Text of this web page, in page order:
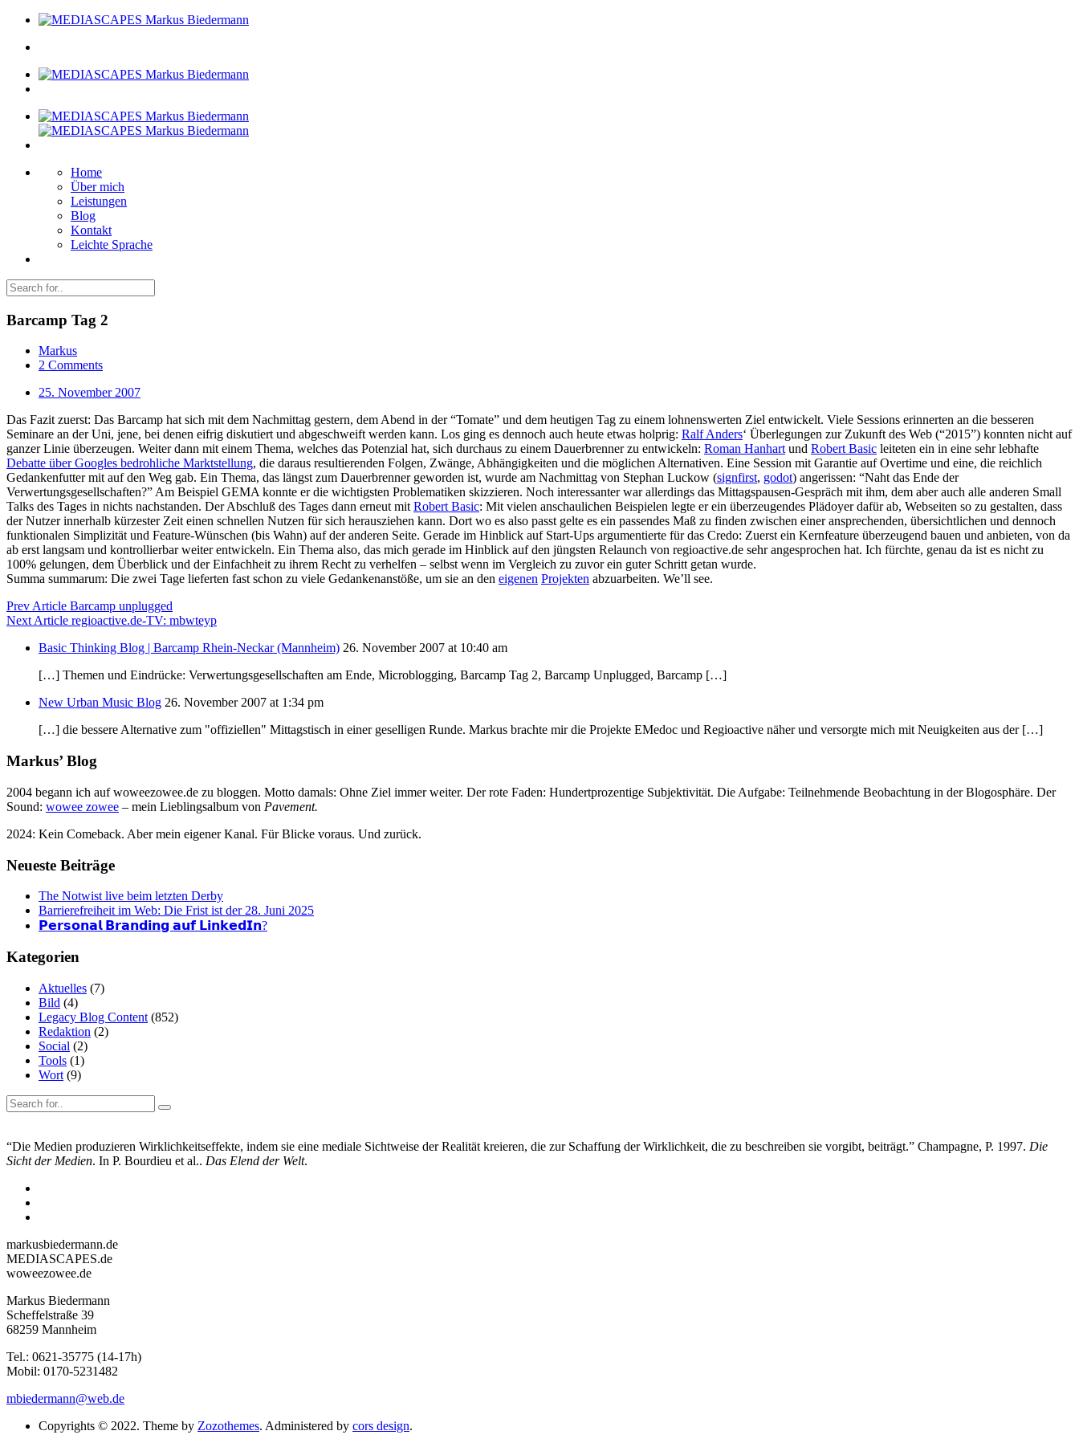
Home
Über mich
Leistungen
Blog
Kontakt
Leichte Sprache
Barcamp Tag 2
Markus
2 Comments
25. November 2007
Das Fazit zuerst: Das Barcamp hat sich mit dem Nachmittag gestern, dem Abend in der “Tomate” und dem heutigen Tag zu einem lohnenswerten Ziel entwickelt. Viele Sessions erinnerten an die besseren
Seminare an der Uni, jene, bei denen eifrig diskutiert und abgeschweift werden kann. Los ging es dennoch auch heute etwas holprig: Ralf Anders‘ Überlegungen zur Zukunft des Web (“2015”) konnten nicht auf
ganzer Linie überzeugen. Weiter dann mit einem Thema, welches das Potenzial hat, sich durchaus zu einem Dauerbrenner zu entwickeln: Roman Hanhartund Robert Basic leiteten ein in eine sehr lebhafte
Debatte über Googles bedrohliche Marktstellung, die daraus resultierenden Folgen, Zwänge, Abhängigkeiten und die möglichen Alternativen. Eine Session mit Garantie auf Overtime und eine, die reichlich
Gedankenfutter mit auf den Weg gab. Ein Thema, das längst zum Dauerbrenner geworden ist, wurde am Nachmittag von Stephan Luckow (signfirst, godot) angerissen: “Naht das Ende der
Verwertungsgesellschaften?” Am Beispiel GEMA konnte er die wichtigsten Problematiken skizzieren. Noch interessanter war allerdings das Mittagspausen-Gespräch mit ihm, dem aber auch alle anderen Small
Talks des Tages in nichts nachstanden. Der Abschluß des Tages dann erneut mitRobert Basic: Mit vielen anschaulichen Beispielen legte er ein überzeugendes Plädoyer dafür ab, Webseiten so zu gestalten, dass
der Nutzer innerhalb kürzester Zeit einen schnellen Nutzen für sich herausziehen kann. Dort wo es also passt gelte es ein passendes Maß zu finden zwischen einer ansprechenden, übersichtlichen und dennoch
funktionalen Simplizität und Feature-Wünschen (bis Wahn) auf der anderen Seite. Gerade im Hinblick auf Start-Ups argumentierte für das Credo: Zuerst ein Kernfeature überzeugend bauen und anbieten, von da
ab erst langsam und kontrollierbar weiter entwickeln. Ein Thema also, das mich gerade im Hinblick auf den jüngsten Relaunch von regioactive.de sehr angesprochen hat. Ich fürchte, genau da ist es nicht zu
100% gelungen, dem Überblick und der Einfachheit zu ihrem Recht zu verhelfen – selbst wenn im Vergleich zu zuvor ein guter Schritt getan wurde.
Summa summarum: Die zwei Tage lieferten fast schon zu viele Gedankenanstöße, um sie an den eigenen Projekten abzuarbeiten. We’ll see.
Prev Article Barcamp unplugged
Next Article regioactive.de-TV: mbwteyp
Basic Thinking Blog | Barcamp Rhein-Neckar (Mannheim) 26. November 2007 at 10:40 am
[…] Themen und Eindrücke: Verwertungsgesellschaften am Ende, Microblogging, Barcamp Tag 2, Barcamp Unplugged, Barcamp […]
New Urban Music Blog 26. November 2007 at 1:34 pm
[…] die bessere Alternative zum "offiziellen" Mittagstisch in einer geselligen Runde. Markus brachte mir die Projekte EMedoc und Regioactive näher und versorgte mich mit Neuigkeiten aus der […]
Markus’ Blog
2004 begann ich auf woweezowee.de zu bloggen. Motto damals: Ohne Ziel immer weiter. Der rote Faden: Hundertprozentige Subjektivität. Die Aufgabe: Teilnehmende Beobachtung in der Blogosphäre. Der
Sound: wowee zowee – mein Lieblingsalbum von Pavement.
2024: Kein Comeback. Aber mein eigener Kanal. Für Blicke voraus. Und zurück.
Neueste Beiträge
The Notwist live beim letzten Derby
Barrierefreiheit im Web: Die Frist ist der 28. Juni 2025
𝗣𝗲𝗿𝘀𝗼𝗻𝗮𝗹 𝗕𝗿𝗮𝗻𝗱𝗶𝗻𝗴 𝗮𝘂𝗳 𝗟𝗶𝗻𝗸𝗲𝗱𝗜𝗻?
Kategorien
Aktuelles (7)
Bild (4)
Legacy Blog Content (852)
Redaktion (2)
Social (2)
Tools (1)
Wort (9)
“Die Medien produzieren Wirklichkeitseffekte, indem sie eine mediale Sichtweise der Realität kreieren, die zur Schaffung der Wirklichkeit, die zu beschreiben sie vorgibt, beiträgt.” Champagne, P. 1997. Die
Sicht der Medien. In P. Bourdieu et al.. Das Elend der Welt.
markusbiedermann.de
MEDIASCAPES.de
woweezowee.de
Markus Biedermann
Scheffelstraße 39
68259 Mannheim
Tel.: 0621-35775 (14-17h)
Mobil: 0170-5231482
mbiedermann@web.de
Copyrights © 2022. Theme by Zozothemes. Administered by cors design.